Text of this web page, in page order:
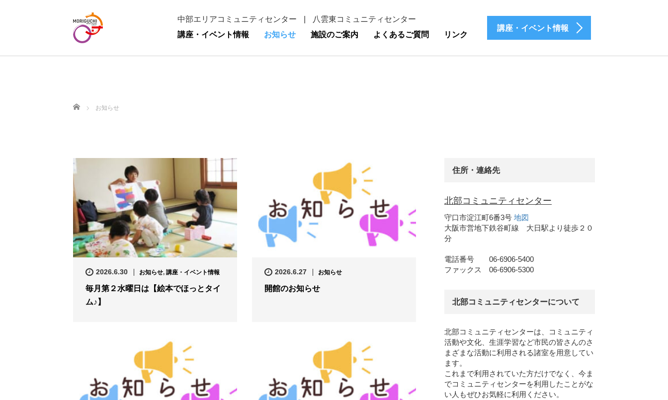
中部エリアコミュニティセンター
八雲東コミュニティセンター
講座・イベント情報
お知らせ 施設のご案内 よくあるご質問 リンク
講座・イベント情報
ホーム お知らせ
2026.6.30 お知らせ, 講座・イベント情報
毎月第２水曜日は【絵本でほっとタイ
ム♪】
2026.6.27 お知らせ
開館のお知らせ
住所・連絡先
北部コミュニティセンター
守口市淀江町6番3号 地図
大阪市営地下鉄谷町線 大日駅より徒歩２０
分
電話番号 06-6906-5400
ファックス 06-6906-5300
北部コミュニティセンターについて
北部コミュニティセンターは、コミュニティ
活動や文化、生涯学習など市民の皆さんのさ
まざまな活動に利用される諸室を用意してい
ます。
これまで利用されていた方だけでなく、今ま
でコミュニティセンターを利用したことがな
い人もぜひお気軽に利用ください。